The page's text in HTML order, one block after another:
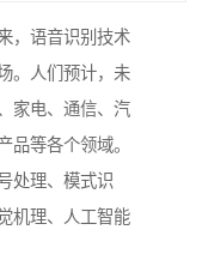
，语音识别技术
。人们预计，未
家电、通信、汽
品等各个领域。
处理、模式识
机理、人工智能